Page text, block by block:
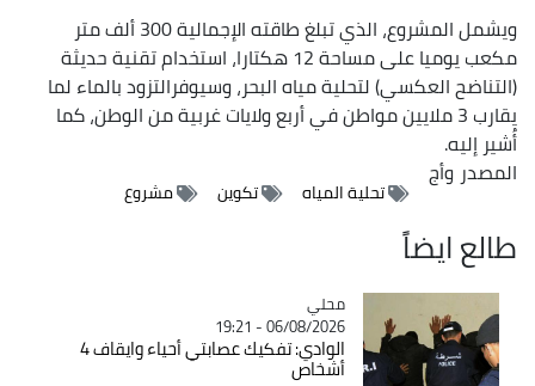
ويشمل المشروع، الذي تبلغ طاقته الإجمالية 300 ألف متر
مكعب يوميا على مساحة 12 هكتارا، استخدام تقنية حديثة
(التناضح العكسي) لتحلية مياه البحر، وسيوفرالتزود بالماء لما
يقارب 3 ملايين مواطن في أربع ولايات غربية من الوطن، كما
أُشير إليه.
المصدروأج
تحلية المياه تكوين مشروع
طالع ايضاً
Catégorie
محلي
06/08/2026 - 19:21
الوادي: تفكيك عصابتي أحياء وايقاف 4
أشخاص